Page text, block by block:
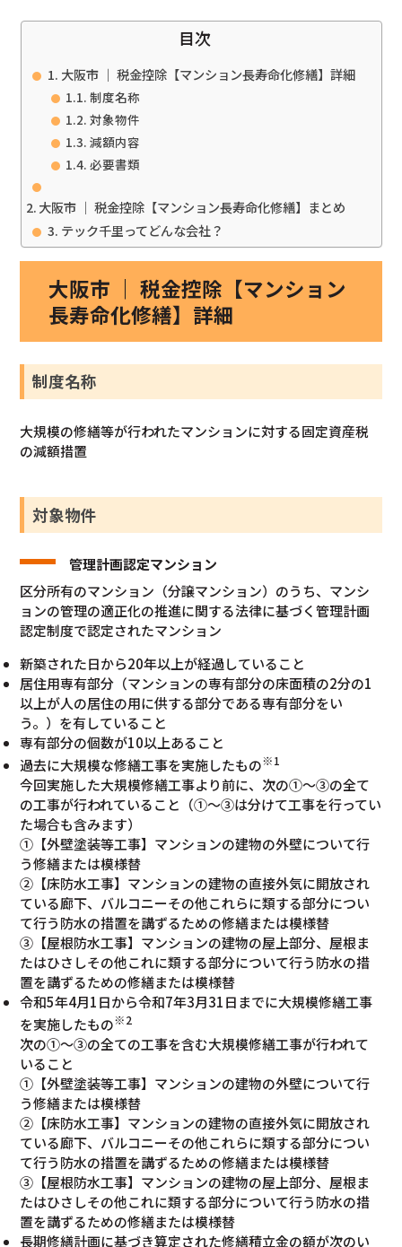
目次
大阪市 ｜ 税金控除【マンション長寿命化修繕】詳細
制度名称
対象物件
減額内容
必要書類
大阪市 ｜ 税金控除【マンション長寿命化修繕】まとめ
テック千里ってどんな会社？
大阪市 ｜ 税金控除【マンション
長寿命化修繕】詳細
制度名称
大規模の修繕等が行われたマンションに対する固定資産税
の減額措置
対象物件
管理計画認定マンション
区分所有のマンション（分譲マンション）のうち、マンシ
ョンの管理の適正化の推進に関する法律に基づく管理計画
認定制度で認定されたマンション
新築された日から20年以上が経過していること
居住用専有部分（マンションの専有部分の床面積の2分の1
以上が人の居住の用に供する部分である専有部分をい
う。）を有していること
専有部分の個数が10以上あること
過去に大規模な修繕工事を実施したもの※1
今回実施した大規模修繕工事より前に、次の①～③の全て
の工事が行われていること（①～③は分けて工事を行ってい
た場合も含みます）
①【外壁塗装等工事】マンションの建物の外壁について行
う修繕または模様替
②【床防水工事】マンションの建物の直接外気に開放され
ている廊下、バルコニーその他これらに類する部分につい
て行う防水の措置を講ずるための修繕または模様替
③【屋根防水工事】マンションの建物の屋上部分、屋根ま
たはひさしその他これに類する部分について行う防水の措
置を講ずるための修繕または模様替
令和5年4月1日から令和7年3月31日までに大規模修繕工事
を実施したもの※2
次の①～③の全ての工事を含む大規模修繕工事が行われて
いること
①【外壁塗装等工事】マンションの建物の外壁について行
う修繕または模様替
②【床防水工事】マンションの建物の直接外気に開放され
ている廊下、バルコニーその他これらに類する部分につい
て行う防水の措置を講ずるための修繕または模様替
③【屋根防水工事】マンションの建物の屋上部分、屋根ま
たはひさしその他これに類する部分について行う防水の措
置を講ずるための修繕または模様替
長期修繕計画に基づき算定された修繕積立金の額が次のい